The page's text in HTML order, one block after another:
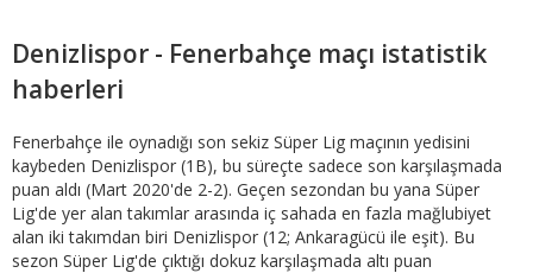
Denizlispor - Fenerbahçe maçı istatistik
haberleri
Fenerbahçe ile oynadığı son sekiz Süper Lig maçının yedisini
kaybeden Denizlispor (1B), bu süreçte sadece son karşılaşmada
puan aldı (Mart 2020'de 2-2). Geçen sezondan bu yana Süper
Lig'de yer alan takımlar arasında iç sahada en fazla mağlubiyet
alan iki takımdan biri Denizlispor (12; Ankaragücü ile eşit). Bu
sezon Süper Lig'de çıktığı dokuz karşılaşmada altı puan